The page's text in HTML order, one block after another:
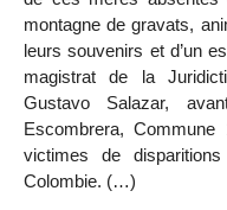
montagne de gravats,
leurs souvenirs et d’un
magistrat de la
Gustavo Salazar,
Escombrera,
victimes de
Colombie. (…)